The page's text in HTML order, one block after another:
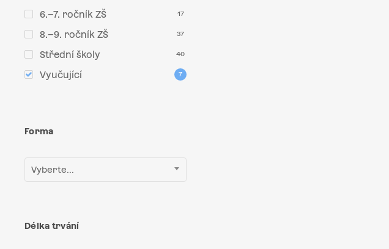
6.–7. ročník ZŠ 17
8.–9. ročník ZŠ 37
Střední školy 40
Vyučující 7
Forma
Vyberte...
Délka trvání